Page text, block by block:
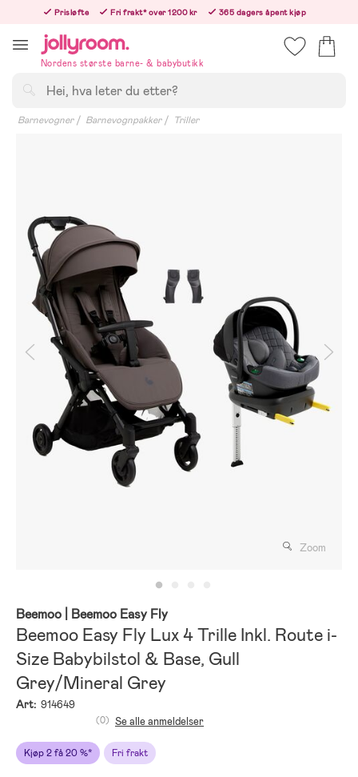
innehållet
Prisløfte Fri frakt* over 1200 kr
365 dagers åpent kjøp
Nordens største barne- & babybutikk
Barnevogner Barnevognpakker Triller
Zoom
Beemoo | Beemoo Easy Fly
Beemoo Easy Fly Lux 4 Trille Inkl. Route i-
Size Babybilstol & Base, Gull
Grey/Mineral Grey
Art: 914649
Kjøp 2 få 20 %* Fri frakt
(0) Se alle anmeldelser